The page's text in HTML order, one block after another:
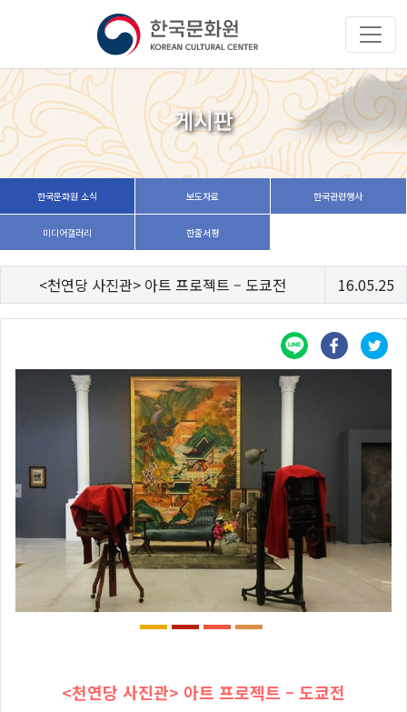
게시판
한국문화원 소식 보도자료 한국관련행사
미디어갤러리 한줄서평
<천연당 사진관> 아트 프로젝트 – 도쿄전 16.05.25
<천연당 사진관> 아트 프로젝트 – 도쿄전